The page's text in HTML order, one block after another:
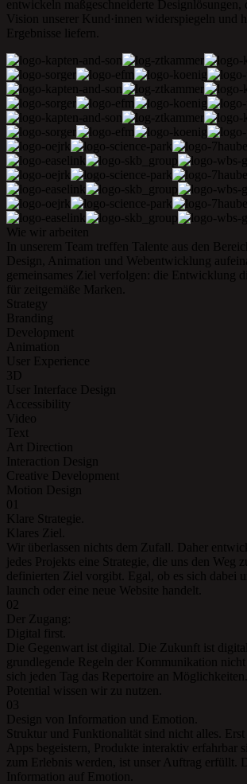
entwickeln maß­geschneiderte Design­lösungen,
Vision unserer Kund·innen wider­spiegeln und
Ergebnisse liefern.
Wie wir arbeiten
In unserem Team treffen Talente aus den
Design, Animation und Webentwicklung
gemeinsames Ziel verfolgen: die Entwicklung
für zeitgemäße Marken.
Strategy
Branding
Development
Animation
User Experience
3D
User Interface Design
Accessibility
Video
Text
Art Direction
Interaction Design
Creative Development
Motion Design
01
Klare Strategie.
Klares Ziel.
Wir überlassen nichts dem Zufall. Daher
jedes Projekts eine Strategie, die uns den Weg
definierten Ziel vorgibt. Egal, ob es sich dabei
launch oder eine neue Website handelt.
02
Der Zugang:
Digital first.
Die Gegenwart ist digital. Die Zukunft ist
grund­legende Regeln der Kommuni­kation
sich jeden Tag das Repertoire an
Potential wissen wir zu nutzen.
03
Design von Information und Emotion.
Struktur und Funktionalität sind nicht alles.
Apps begeistern, Produkte interaktiv erfahrbar
zum Erlebnis werden, ist unser Auftrag erfüllt.
Information auf Emotion.